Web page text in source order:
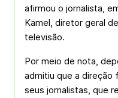
afirmou o jornalista,
Kamel, diretor geral
televisão.
Por meio de nota,
admitiu que a direção
seus jornalistas, que